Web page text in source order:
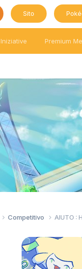
Sito
Iniziative Premium
Competitivo AIUTO :